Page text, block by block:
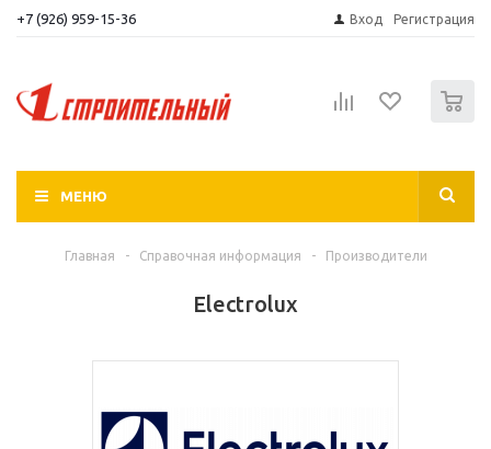
+7 (926) 959-15-36 Вход Регистрация
МЕНЮ
Главная - Справочная информация - Производители
Electrolux